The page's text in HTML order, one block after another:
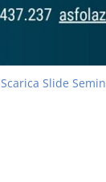
Scarica Slide